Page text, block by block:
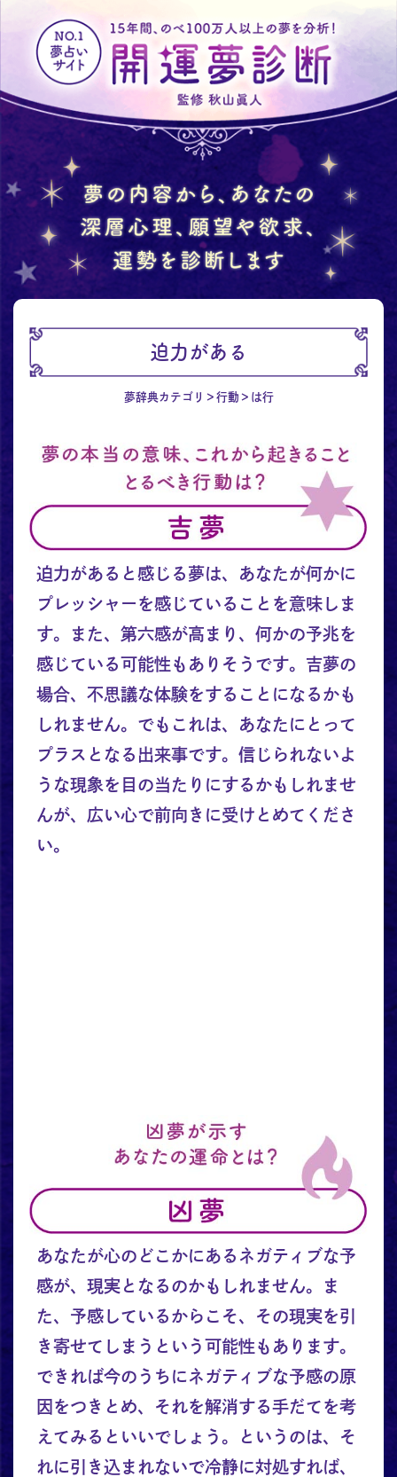
迫力がある
夢辞典カテゴリ 行動 は行
迫力があると感じる夢は、あなたが何かに
プレッシャーを感じていることを意味しま
す。また、第六感が高まり、何かの予兆を
感じている可能性もありそうです。吉夢の
場合、不思議な体験をすることになるかも
しれません。でもこれは、あなたにとって
プラスとなる出来事です。信じられないよ
うな現象を目の当たりにするかもしれませ
んが、広い心で前向きに受けとめてくださ
い。
あなたが心のどこかにあるネガティブな予
感が、現実となるのかもしれません。ま
た、予感しているからこそ、その現実を引
き寄せてしまうという可能性もあります。
できれば今のうちにネガティブな予感の原
因をつきとめ、それを解消する手だてを考
えてみるといいでしょう。というのは、そ
れに引き込まれないで冷静に対処すれば、